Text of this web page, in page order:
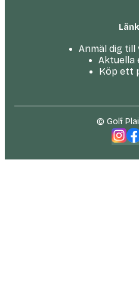
Anmäl dig
Aktuella
Köp ett
© Golf